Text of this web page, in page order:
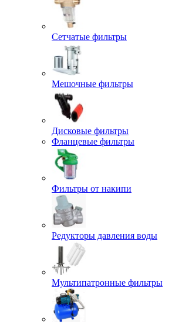
Сетчатые фильтры
Мешочные фильтры
Дисковые фильтры
Фланцевые фильтры
Фильтры от накипи
Редукторы давления воды
Мультипатронные фильтры